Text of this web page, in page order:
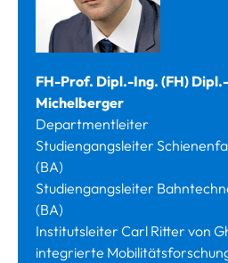
FH-Prof. Dipl.-Ing. (FH)
Michelberger
Departmentleiter
Studiengangsleiter
(BA)
Studiengangsleiter
(BA)
Institutsleiter Carl Ritter von
integrierte